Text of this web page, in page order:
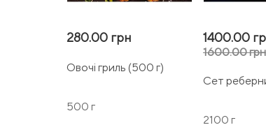
280.00 грн
Овочі гриль (500 г)
500 г
1400.00
1600.00 грн
Сет
2100 г